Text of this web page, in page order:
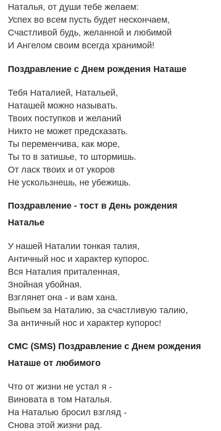
Наталья, от души тебе желаем:
Успех во всем пусть будет нескончаем,
Счастливой будь, желанной и любимой
И Ангелом своим всегда хранимой!
Поздравление с Днем рождения Наташе
Тебя Наталией, Натальей,
Наташей можно называть.
Твоих поступков и желаний
Никто не может предсказать.
Ты переменчива, как море,
Ты то в затишье, то штормишь.
От ласк твоих и от укоров
Не ускользнешь, не убежишь.
Поздравление - тост в День рождения
Наталье
У нашей Наталии тонкая талия,
Античный нос и характер купорос.
Вся Наталия приталенная,
Знойная убойная.
Взглянет она - и вам хана.
Выпьем за Наталию, за счастливую талию,
За античный нос и характер купорос!
СМС (SMS) Поздравление с Днем рождения
Наташе от любимого
Что от жизни не устал я -
Виновата в том Наталья.
На Наталью бросил взгляд -
Снова этой жизни рад.